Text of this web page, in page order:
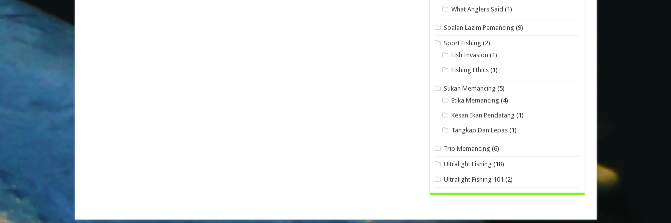
What Anglers Said (1)
Soalan Lazim Pemancing (9)
Sport Fishing (2)
Fish Invasion (1)
Fishing Ethics (1)
Sukan Memancing (5)
Etika Memancing (4)
Kesan Ikan Pendatang (1)
Tangkap Dan Lepas (1)
Trip Memancing (6)
Ultralight Fishing (18)
Ultralight Fishing 101 (2)